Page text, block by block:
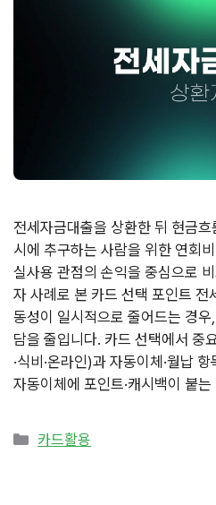
전세자금대출을 상환한 뒤 현금
시에 추구하는 사람을 위한 연회
실사용 관점의 손익을 중심으로
자 사례로 본 카드 선택 포인트 전
동성이 일시적으로 줄어드는 경
담을 줄입니다. 카드 선택에서 중
·식비·온라인)과 자동이체·월납
자동이체에 포인트·캐시백이 붙
카
카드활용